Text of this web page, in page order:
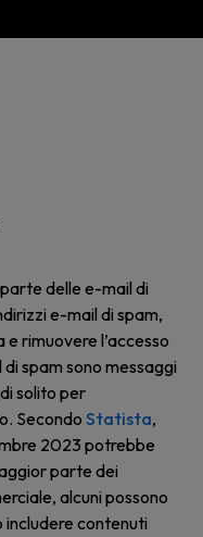
delle e-mail di
e-mail di spam,
rimuovere l’accesso
spam sono messaggi
solito per
Secondo Statista,
2023 potrebbe
parte dei
alcuni possono
contenuti